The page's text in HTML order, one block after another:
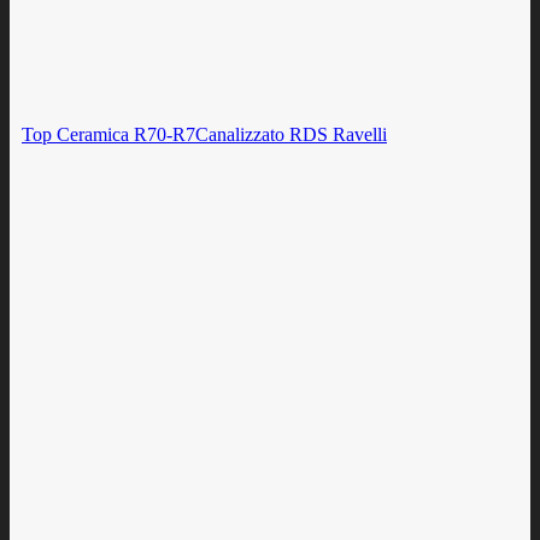
Top Ceramica R70-R7Canalizzato RDS Ravelli